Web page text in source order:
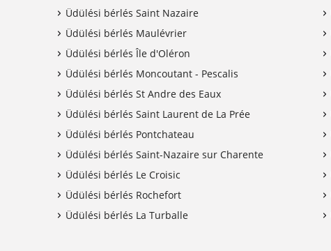
Üdülési bérlés Saint Nazaire
Üdülési bérlés Maulévrier
Üdülési bérlés Île d'Oléron
Üdülési bérlés Moncoutant - Pescalis
Üdülési bérlés St Andre des Eaux
Üdülési bérlés Saint Laurent de La Prée
Üdülési bérlés Pontchateau
Üdülési bérlés Saint-Nazaire sur Charente
Üdülési bérlés Le Croisic
Üdülési bérlés Rochefort
Üdülési bérlés La Turballe